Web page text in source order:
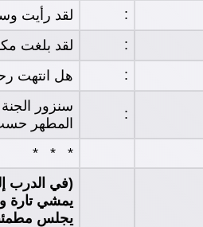
:
لقد رأيت
:
لقد بلغت
: هل انتهت
:
سنزور
المطهر
* * *
(في الدرب
يمشي تارة
يجلس